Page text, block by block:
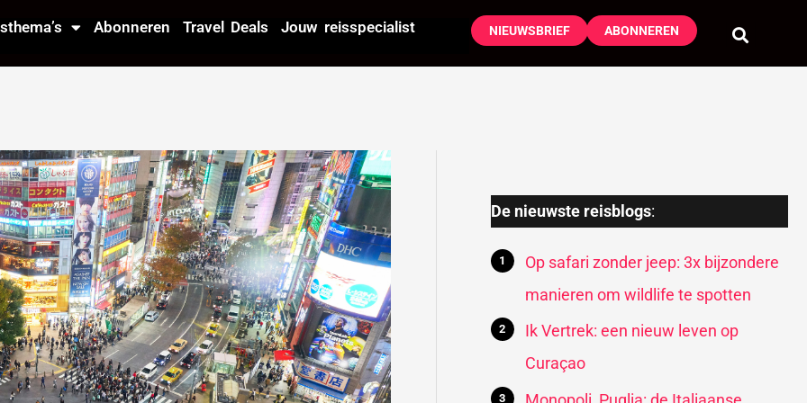
ABONNEREN
NIEUWSBRIEF
Abonneren Travel Deals
Jouw reisspecialist
De nieuwste reisblogs:
Op safari zonder jeep: 3x bijzondere
manieren om wildlife te spotten
Ik Vertrek: een nieuw leven op
Curaçao